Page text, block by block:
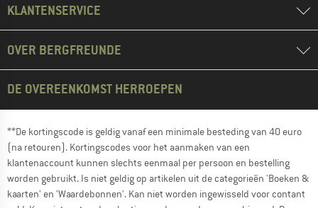
KLANTENSERVICE
OVER BERGFREUNDE
DE OVEREENKOMST HERROEPEN
**De kortingscode is geldig vanaf een minimale besteding van 40 euro
(na retouren). Kortingscodes voor het aanmaken van een
klantenaccount kunnen slechts eenmaal per persoon en bestelling
worden gebruikt. Is niet geldig op artikelen uit de categorieën 'Boeken &
kaarten' en 'Waardebonnen'. Kan niet worden ingewisseld voor contant